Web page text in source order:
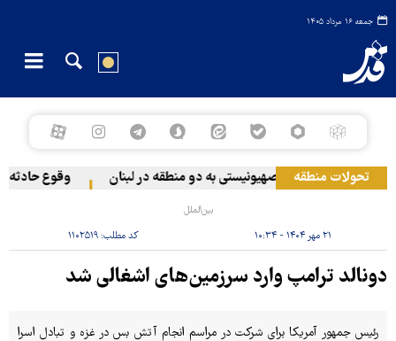
جمعه ۱۶ مرداد ۱۴۰۵
تحولات منطقه
حمله رژیم صهیونیستی به دو منطقه در لبنان وقوع حادثه
بین‌الملل
۲۱ مهر ۱۴۰۴ - ۱۰:۳۴ کد مطلب: ۱۱۰۲۵۱۹
دونالد ترامپ وارد سرزمین‌های اشغالی شد
رئیس جمهور آمریکا برای شرکت در مراسم انجام آتش بس در غزه و تبادل اسرا